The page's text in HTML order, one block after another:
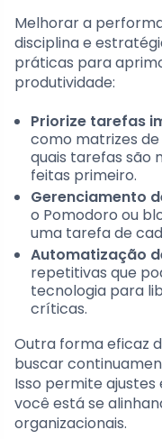
Melhorar a
disciplina e
práticas para
produtividade:
Priorize tarefas
como matrizes
quais tarefas são
feitas primeiro.
Gerenciamento
o Pomodoro ou
uma tarefa de
Automatização
repetitivas que
tecnologia para
críticas.
Outra forma eficaz
buscar
Isso permite
você está se
organizacionais.